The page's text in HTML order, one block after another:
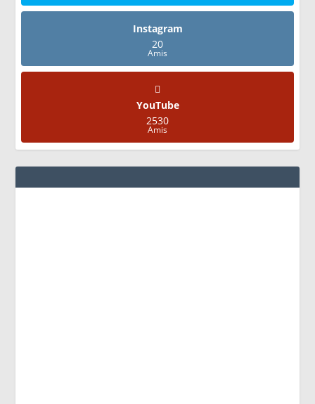
Instagram
20
Amis
YouTube
2530
Amis